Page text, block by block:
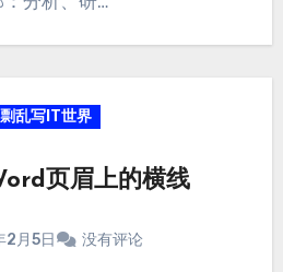
乱写IT世界
页眉上的横线
2月5日 没有评论